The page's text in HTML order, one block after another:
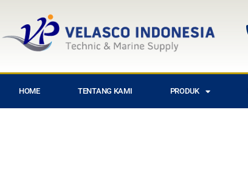
HOME TENTANG KAMI PRODUK